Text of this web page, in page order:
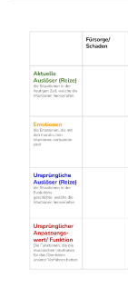
Ursachen
unserer
moralischen
Intuitionen